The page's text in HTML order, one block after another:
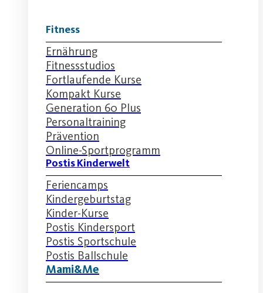
Fitness
Ernährung
Fitnessstudios
Fortlaufende Kurse
Kompakt Kurse
Generation 60 Plus
Personaltraining
Prävention
Online-Sportprogramm
Postis Kinderwelt
Feriencamps
Kindergeburtstag
Kinder-Kurse
Postis Kindersport
Postis Sportschule
Postis Ballschule
Mami&Me